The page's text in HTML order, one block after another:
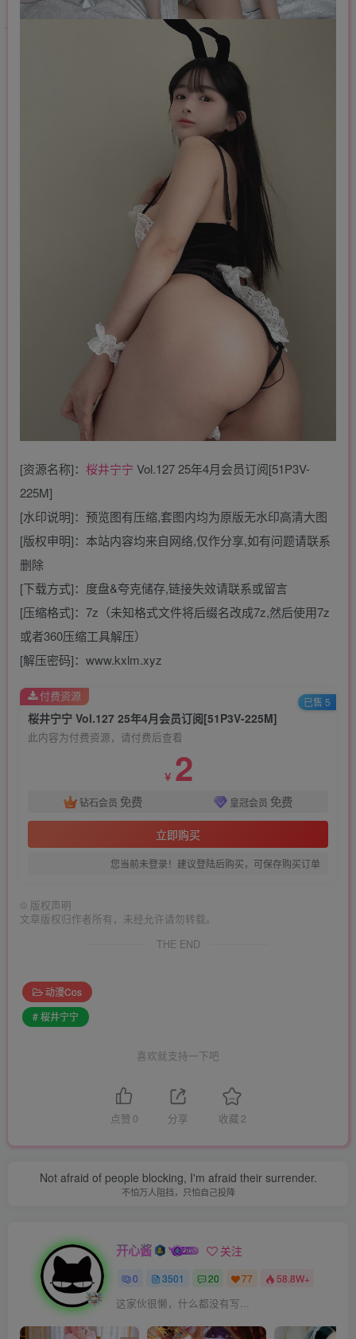
[资源名称]： 桜井宁宁 Vol.127 25年4月会员订阅[51P3V-
225M]
[水印说明]：预览图有压缩,套图内均为原版无水印高清大图
[版权申明]：本站内容均来自网络,仅作分享,如有问题请联系
删除
[下载方式]：度盘&夸克储存,链接失效请联系或留言
[压缩格式]：7z（未知格式文件将后缀名改成7z,然后使用7z
或者360压缩工具解压）
[解压密码]：www.kxlm.xyz
桜井宁宁 Vol.127 25年4月会员订阅[51P3V-225M]
此内容为付费资源，请付费后查看
￥ 2
钻石会员 免费 皇冠会员 免费
立即购买
您当前未登录！建议登陆后购买，可保存购买订单
付费资源 已售 5
© 版权声明
文章版权归作者所有，未经允许请勿转载。
THE END
动漫Cos
# 桜井宁宁
喜欢就支持一下吧
点赞 0 分享 收藏 2
Not afraid of people blocking, I'm afraid their surrender.
不怕万人阻挡，只怕自己投降
开心酱 关注
0 3501 20 77 58.8W+
这家伙很懒，什么都没有写...